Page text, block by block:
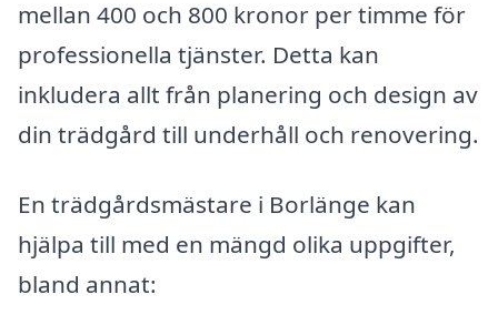
mellan 400 och 800 kronor per timme för
professionella tjänster. Detta kan
inkludera allt från planering och design av
din trädgård till underhåll och renovering.
En trädgårdsmästare i Borlänge kan
hjälpa till med en mängd olika uppgifter,
bland annat: